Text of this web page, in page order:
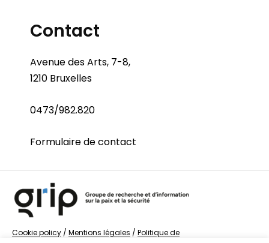
Contact
Avenue des Arts, 7-8,
1210 Bruxelles
0473/982.820
Formulaire de contact
Cookie policy / Mentions légales / Politique de